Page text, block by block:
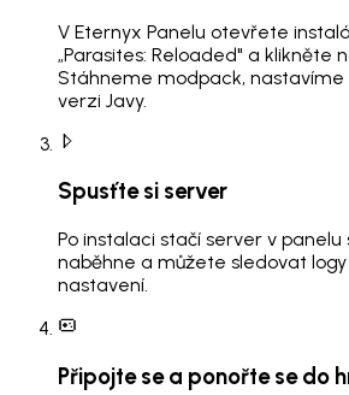
V Eternyx Panelu otevřete
„Parasites: Reloaded" a klikněte
Stáhneme modpack, nastavíme
verzi Javy.
Spusťte si server
Po instalaci stačí server v
naběhne a můžete sledovat
nastavení.
Připojte se a ponořte se do